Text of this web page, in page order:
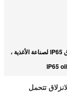
20A Blind من خلال Bore Slip Ring ، حلقة الانزلاق IP65 لصناعة الأغذية ،
IP65